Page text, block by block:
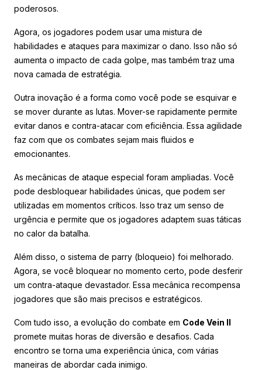
poderosos.
Agora, os jogadores podem usar uma mistura de
habilidades e ataques para maximizar o dano. Isso não só
aumenta o impacto de cada golpe, mas também traz uma
nova camada de estratégia.
Outra inovação é a forma como você pode se esquivar e
se mover durante as lutas. Mover-se rapidamente permite
evitar danos e contra-atacar com eficiência. Essa agilidade
faz com que os combates sejam mais fluidos e
emocionantes.
As mecânicas de ataque especial foram ampliadas. Você
pode desbloquear habilidades únicas, que podem ser
utilizadas em momentos críticos. Isso traz um senso de
urgência e permite que os jogadores adaptem suas táticas
no calor da batalha.
Além disso, o sistema de parry (bloqueio) foi melhorado.
Agora, se você bloquear no momento certo, pode desferir
um contra-ataque devastador. Essa mecânica recompensa
jogadores que são mais precisos e estratégicos.
Com tudo isso, a evolução do combate em Code Vein II
promete muitas horas de diversão e desafios. Cada
encontro se torna uma experiência única, com várias
maneiras de abordar cada inimigo.